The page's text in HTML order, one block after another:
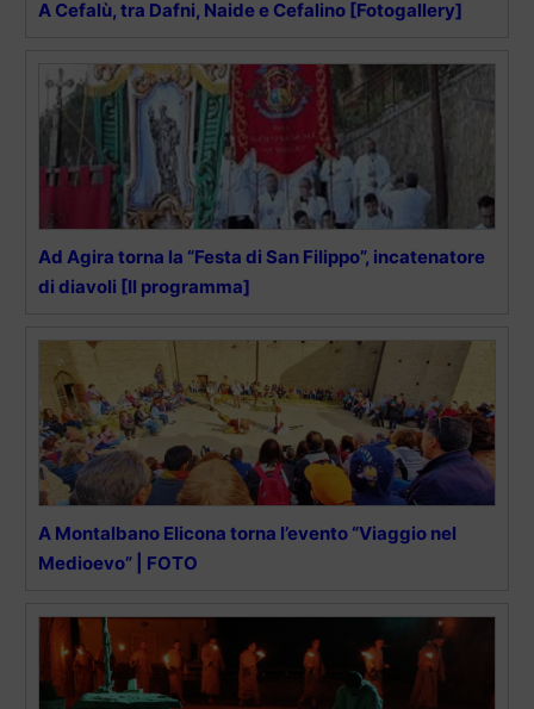
A Cefalù, tra Dafni, Naide e Cefalino [Fotogallery]
Ad Agira torna la “Festa di San Filippo”, incatenatore
di diavoli [Il programma]
A Montalbano Elicona torna l’evento “Viaggio nel
Medioevo” | FOTO